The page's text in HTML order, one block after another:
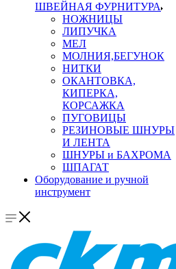
ШВЕЙНАЯ ФУРНИТУРА
НОЖНИЦЫ
ЛИПУЧКА
МЕЛ
МОЛНИЯ,БЕГУНОК
НИТКИ
ОКАНТОВКА,
КИПЕРКА,
КОРСАЖКА
ПУГОВИЦЫ
РЕЗИНОВЫЕ ШНУРЫ
И ЛЕНТА
ШНУРЫ и БАХРОМА
ШПАГАТ
Оборудование и ручной
инструмент